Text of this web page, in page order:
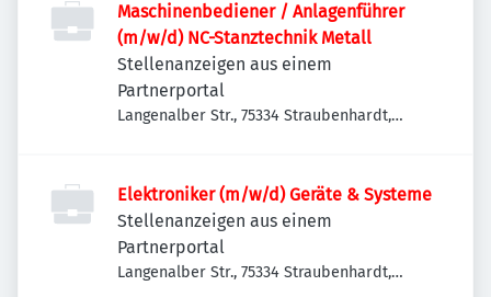
Maschinenbediener / Anlagenführer
(m/w/d) NC-Stanztechnik Metall
Stellenanzeigen aus einem
Partnerportal
Langenalber Str., 75334 Straubenhardt,
Elektroniker (m/w/d) Geräte & Systeme
Stellenanzeigen aus einem
Partnerportal
Langenalber Str., 75334 Straubenhardt,